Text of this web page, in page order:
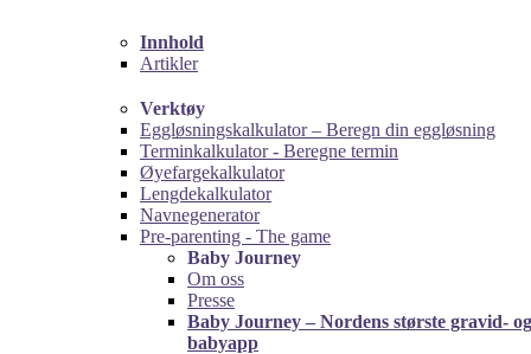
Innhold
Artikler
Verktøy
Eggløsningskalkulator – Beregn din eggløsning
Terminkalkulator - Beregne termin
Øyefargekalkulator
Lengdekalkulator
Navnegenerator
Pre-parenting - The game
Baby Journey
Om oss
Presse
Baby Journey – Nordens største gravid- og
babyapp